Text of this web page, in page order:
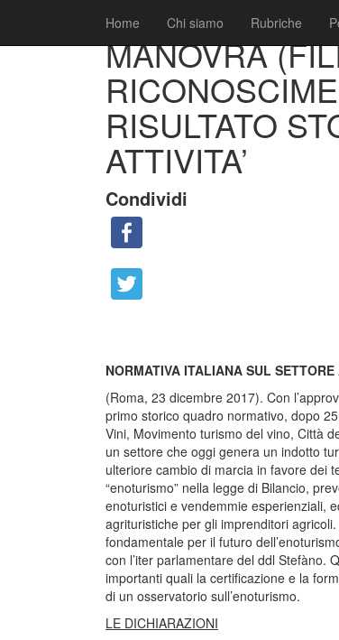
Home Chi siamo Rubriche
MANOVRA
RISULTATO
ATTIVITA’
Condividi
NORMATIVA ITALIANA SUL SETTORE
(Roma, 23 dicembre 2017). Con
primo storico quadro normativo, dopo
Vini, Movimento turismo del vino, Città
un settore che oggi genera un indotto
ulteriore cambio di marcia in favore dei
“enoturismo” nella legge di Bilancio,
enoturistici e vendemmie esperienziali,
agrituristiche per gli imprenditori
fondamentale per il futuro
con l’iter parlamentare del ddl Stefàno.
importanti quali la certificazione e la
di un osservatorio sull’enoturismo.
LE DICHIARAZIONI